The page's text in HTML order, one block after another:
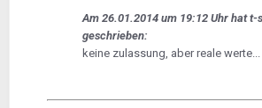
Am 26.01.2014 um 19:12 Uhr hat t-
geschrieben:
keine zulassung, aber reale werte...